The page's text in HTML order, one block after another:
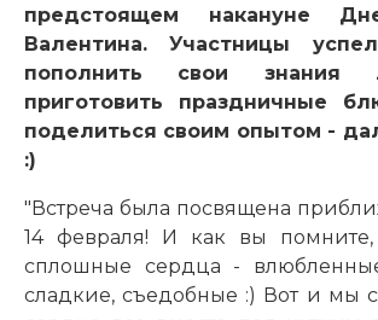
предстоящем накануне
Валентина. Участницы
пополнить свои знания
приготовить праздничные
поделиться своим опытом -
:)
"Встреча была посвящена
14 февраля! И как вы
сплошные сердца -
сладкие, съедобные :) Вот и мы